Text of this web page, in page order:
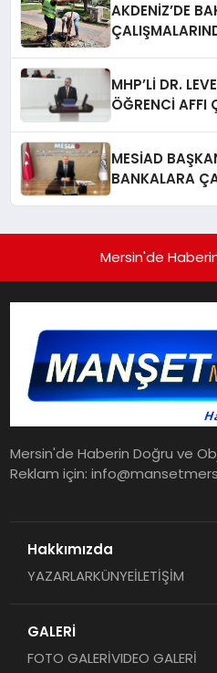
AKDENİZ’DE
MHP’Lİ DR.
ÖĞRENCİ AFFI
MESİAD
BANKALARA ÇAĞRI:
Mersin'de
Mersin'de Haberin Doğru ve
Reklam için:
Hakkımızda
YAZARLARKÜNYEİLETİŞİM
GALERİ
FOTO GALERİVIDEO GALERİ